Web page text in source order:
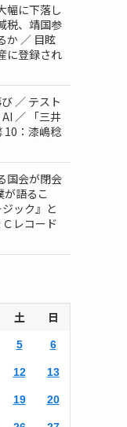
幅に下落し
税、靖国参
か ／ 目眩
に登録され
／ テスト
／ 「三井
10：漆嶋稔
国会が閉会
が語るこ
ック』と
レコード
土 日
5 6
12 13
19 20